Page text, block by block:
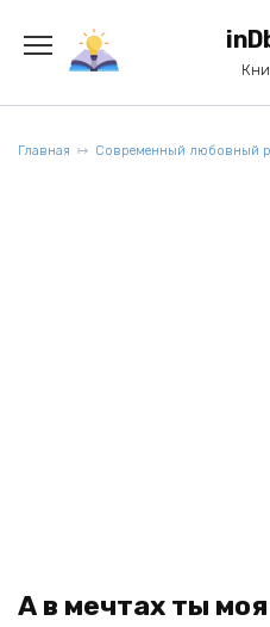
содержанию
Главная Современный любовный
А в мечтах ты